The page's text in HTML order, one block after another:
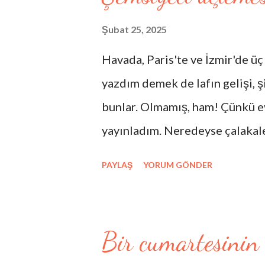
Sen miydin belkahveden bir
Şubat 25, 2025
Havada, Paris'te ve İzmir'de üç
yazdım demek de lafın
bunlar. Olmamış, ham! Çünkü
yayınladım. Neredeyse
sanayiciyim. Bu yüzden
PAYLAŞ YORUM GÖNDER
Bir cumartesinin